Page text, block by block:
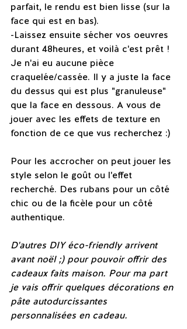
parfait, le rendu est bien lisse (sur la
face qui est en bas).
-Laissez ensuite sécher vos oeuvres
durant 48heures, et voilà c'est prêt !
Je n'ai eu aucune pièce
craquelée/cassée. Il y a juste la face
du dessus qui est plus "granuleuse"
que la face en dessous. A vous de
jouer avec les effets de texture en
fonction de ce que vus recherchez :)
Pour les accrocher on peut jouer les
style selon le goût ou l'effet
recherché. Des rubans pour un côté
chic ou de la ficèle pour un côté
authentique.
D'autres DIY éco-friendly arrivent
avant noël ;) pour pouvoir offrir des
cadeaux faits maison. Pour ma part
je vais offrir quelques décorations en
pâte autodurcissantes
personnalisées en cadeau.